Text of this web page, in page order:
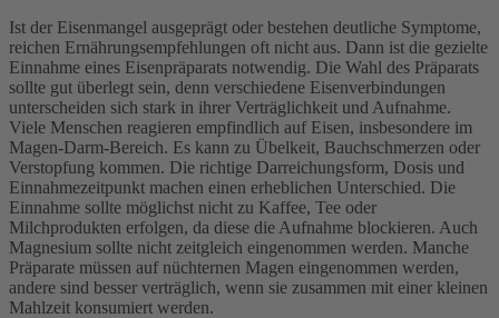
Ist der Eisenmangel ausgeprägt oder bestehen deutliche Symptome,
reichen Ernährungsempfehlungen oft nicht aus. Dann ist die gezielte
Einnahme eines Eisenpräparats notwendig. Die Wahl des Präparats
sollte gut überlegt sein, denn verschiedene Eisenverbindungen
unterscheiden sich stark in ihrer Verträglichkeit und Aufnahme.
Viele Menschen reagieren empfindlich auf Eisen, insbesondere im
Magen-Darm-Bereich. Es kann zu Übelkeit, Bauchschmerzen oder
Verstopfung kommen. Die richtige Darreichungsform, Dosis und
Einnahmezeitpunkt machen einen erheblichen Unterschied. Die
Einnahme sollte möglichst nicht zu Kaffee, Tee oder
Milchprodukten erfolgen, da diese die Aufnahme blockieren. Auch
Magnesium sollte nicht zeitgleich eingenommen werden. Manche
Präparate müssen auf nüchternen Magen eingenommen werden,
andere sind besser verträglich, wenn sie zusammen mit einer kleinen
Mahlzeit konsumiert werden.